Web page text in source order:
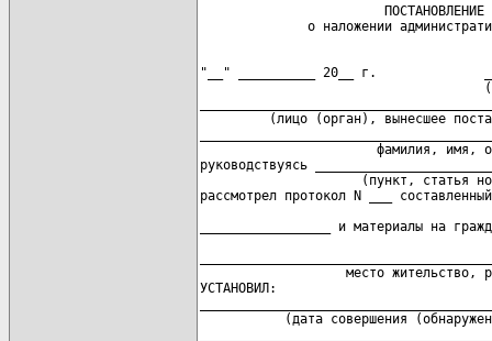
ПОСТАНОВЛЕНИЕ
"__" __________ 20__ г.
(лицо (орган), вынесшее
фамилия, имя,
руководствуясь
(пункт, статья
рассмотрел протокол N ___
_________________ и материалы на
место жительство,
УСТАНОВИЛ:
(дата совершения